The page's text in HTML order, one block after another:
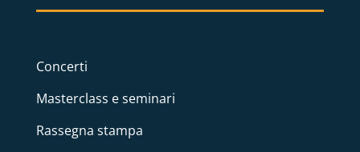
Concerti
Masterclass e seminari
Rassegna stampa